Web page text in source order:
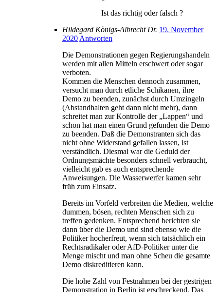
Ist das richtig oder falsch ?
Hildegard Königs-Albrecht Dr. 19. November
2020 Antworten
Die Demonstrationen gegen Regierungshandeln
werden mit allen Mitteln erschwert oder sogar
verboten.
Kommen die Menschen dennoch zusammen,
versucht man durch etliche Schikanen, ihre
Demo zu beenden, zunächst durch Umzingeln
(Abstandhalten geht dann nicht mehr), dann
schreitet man zur Kontrolle der „Lappen“ und
schon hat man einen Grund gefunden die Demo
zu beenden. Daß die Demonstranten sich das
nicht ohne Widerstand gefallen lassen, ist
verständlich. Diesmal war die Geduld der
Ordnungsmächte besonders schnell verbraucht,
vielleicht gab es auch entsprechende
Anweisungen. Die Wasserwerfer kamen sehr
früh zum Einsatz.
Bereits im Vorfeld verbreiten die Medien, welche
dummen, bösen, rechten Menschen sich zu
treffen gedenken. Entsprechend berichten sie
dann über die Demo und sind ebenso wie die
Politiker hocherfreut, wenn sich tatsächlich ein
Rechtsradikaler oder AfD-Politiker unter die
Menge mischt und man ohne Scheu die gesamte
Demo diskreditieren kann.
Die hohe Zahl von Festnahmen bei der gestrigen
Demonstration in Berlin ist erschreckend. Das